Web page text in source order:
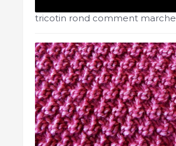
tricotin rond comment marche